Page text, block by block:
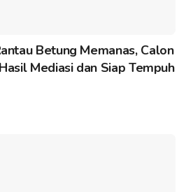
Betung Memanas, Calon
Mediasi dan Siap Tempuh